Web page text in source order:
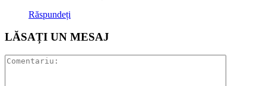
Răspundeți
LĂSAȚI UN MESAJ